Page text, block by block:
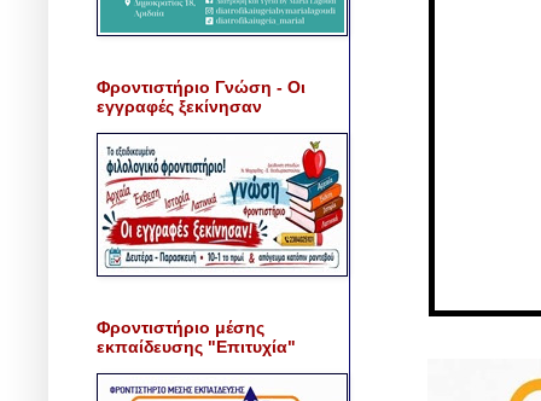
Φροντιστήριο Γνώση - Οι
εγγραφές ξεκίνησαν
Φροντιστήριο μέσης
εκπαίδευσης "Επιτυχία"